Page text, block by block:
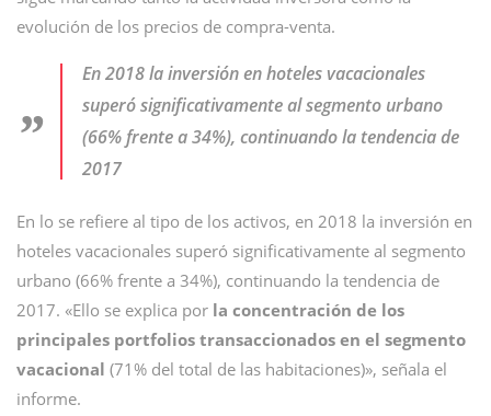
evolución de los precios de compra-venta.
En 2018 la inversión en hoteles vacacionales
superó significativamente al segmento urbano
(66% frente a 34%), continuando la tendencia de
2017
En lo se refiere al tipo de los activos, en 2018 la inversión en
hoteles vacacionales superó significativamente al segmento
urbano (66% frente a 34%), continuando la tendencia de
2017. «Ello se explica por la concentración de los
principales portfolios transaccionados en el segmento
vacacional (71% del total de las habitaciones)», señala el
informe.